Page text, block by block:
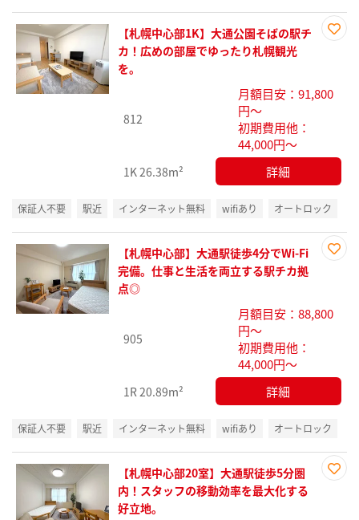
録
【札幌中心部1K】大通公園そばの駅チ
カ！広めの部屋でゆったり札幌観光
を。
812
月額目安：91,800
円～
初期費用他：
44,000円～
1K26.38m² 詳細
保証人不要 駅近 インターネット無料 wifiあり オートロック
録
【札幌中心部】大通駅徒歩4分でWi-Fi
完備。仕事と生活を両立する駅チカ拠
点◎
905
月額目安：88,800
円～
初期費用他：
44,000円～
1R 20.89m² 詳細
保証人不要 駅近 インターネット無料 wifiあり オートロック
【札幌中心部20室】大通駅徒歩5分圏
内！スタッフの移動効率を最大化する
好立地。